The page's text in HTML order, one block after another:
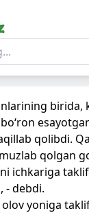
birida,
qolibdi.
qolgan
ichkariga
- debdi.
yoniga